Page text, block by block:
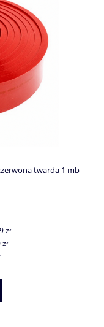
twarda 1 mb
zł